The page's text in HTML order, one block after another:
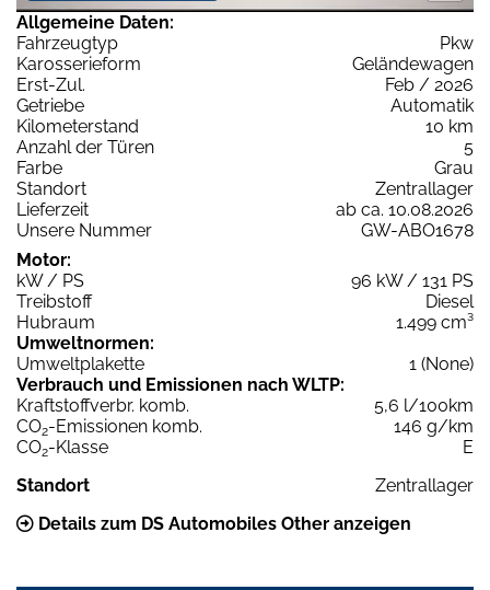
Allgemeine Daten:
Fahrzeugtyp
Pkw
Karosserieform
Geländewagen
Erst-Zul.
Feb / 2026
Getriebe
Automatik
Kilometerstand
10 km
Anzahl der Türen
5
Farbe
Grau
Standort
Zentrallager
Lieferzeit
ab ca. 10.08.2026
Unsere Nummer
GW-ABO1678
Motor:
kW / PS
96 kW / 131 PS
Treibstoff
Diesel
Hubraum
1.499 cm³
Umweltnormen:
Umweltplakette
1 (None)
Verbrauch und Emissionen nach WLTP:
Kraftstoffverbr. komb.
5,6 l/100km
CO2-Emissionen komb.
146 g/km
CO2-Klasse
E
Standort
Zentrallager
Details zum DS Automobiles Other anzeigen